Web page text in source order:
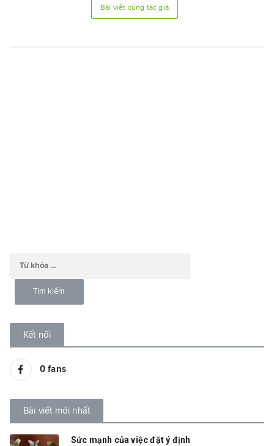
Bài viết cùng tác giả
Kết nối
0fans
Bài viết mới nhất
Sức mạnh của việc đặt ý định